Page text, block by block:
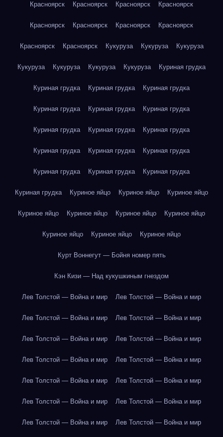
Красноярск Красноярск Красноярск Красноярск
Красноярск Красноярск Красноярск Красноярск
Красноярск Красноярск Кукуруза Кукуруза Кукуруза
Кукуруза Кукуруза Кукуруза Кукуруза Куриная грудка
Куриная грудка Куриная грудка Куриная грудка
Куриная грудка Куриная грудка Куриная грудка
Куриная грудка Куриная грудка Куриная грудка
Куриная грудка Куриная грудка Куриная грудка
Куриная грудка Куриная грудка Куриная грудка
Куриная грудка Куриное яйцо Куриное яйцо Куриное яйцо
Куриное яйцо Куриное яйцо Куриное яйцо Куриное яйцо
Куриное яйцо Куриное яйцо Куриное яйцо
Курт Воннегут — Бойня номер пять
Кэн Кизи — Над кукушкиным гнездом
Лев Толстой — Война и мир Лев Толстой — Война и мир
Лев Толстой — Война и мир Лев Толстой — Война и мир
Лев Толстой — Война и мир Лев Толстой — Война и мир
Лев Толстой — Война и мир Лев Толстой — Война и мир
Лев Толстой — Война и мир Лев Толстой — Война и мир
Лев Толстой — Война и мир Лев Толстой — Война и мир
Лев Толстой — Война и мир Лев Толстой — Война и мир